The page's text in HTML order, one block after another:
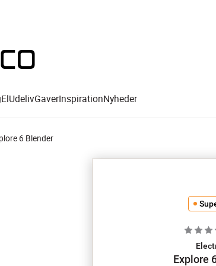
ElUdelivGaverInspirationNyheder
6 Blender
Explore